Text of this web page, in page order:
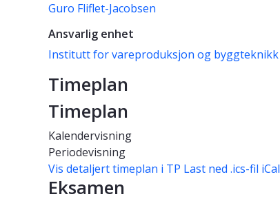
Guro Fliflet-Jacobsen
Ansvarlig enhet
Institutt for vareproduksjon og byggteknikk
Timeplan
Timeplan
Kalendervisning
Periodevisning
Vis detaljert timeplan i TP Last ned .ics-fil iCal
Eksamen